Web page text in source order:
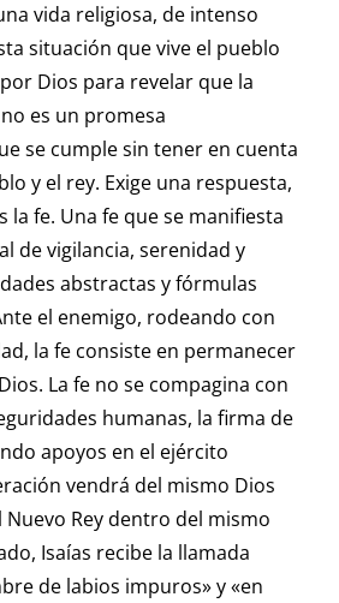
vida religiosa, de intenso
situación que vive el pueblo
Dios para revelar que la
es un promesa
se cumple sin tener en cuenta
y el rey. Exige una respuesta,
la fe. Una fe que se manifiesta
de vigilancia, serenidad y
abstractas y fórmulas
el enemigo, rodeando con
la fe consiste en permanecer
La fe no se compagina con
humanas, la firma de
apoyos en el ejército
vendrá del mismo Dios
Rey dentro del mismo
Isaías recibe la llamada
de labios impuros» y «en